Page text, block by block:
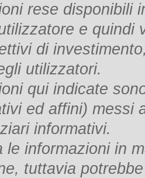
rese disponibili
e quindi
di
utilizzatori.
qui indicate
ed affini) messi
informativi.
le informazioni in
tuttavia